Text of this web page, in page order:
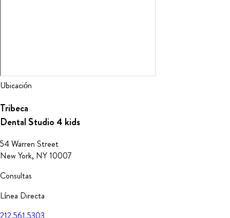
Ubicación
Tribeca
Dental Studio 4 kids
54 Warren Street
New York, NY 10007
Consultas
Línea Directa